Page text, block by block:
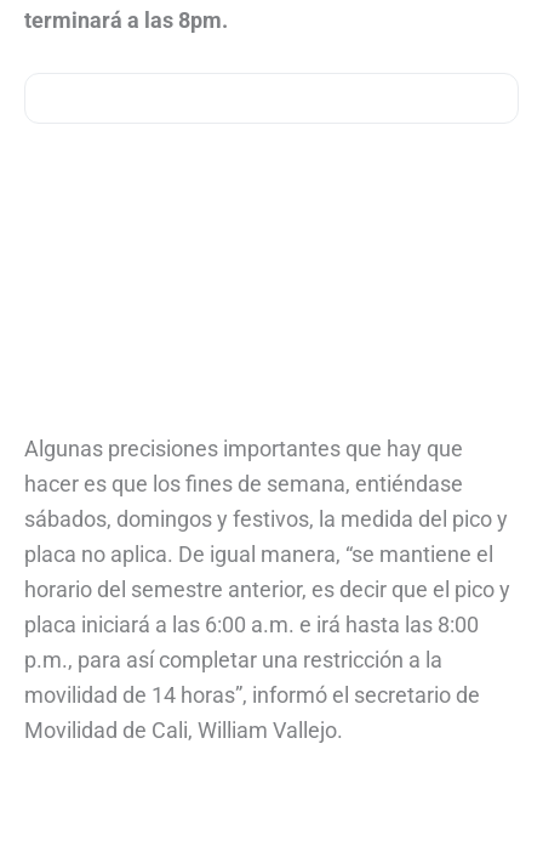
terminará a las 8pm.
Algunas precisiones importantes que hay que
hacer es que los fines de semana, entiéndase
sábados, domingos y festivos, la medida del pico y
placa no aplica. De igual manera, “se mantiene el
horario del semestre anterior, es decir que el pico y
placa iniciará a las 6:00 a.m. e irá hasta las 8:00
p.m., para así completar una restricción a la
movilidad de 14 horas”, informó el secretario de
Movilidad de Cali, William Vallejo.